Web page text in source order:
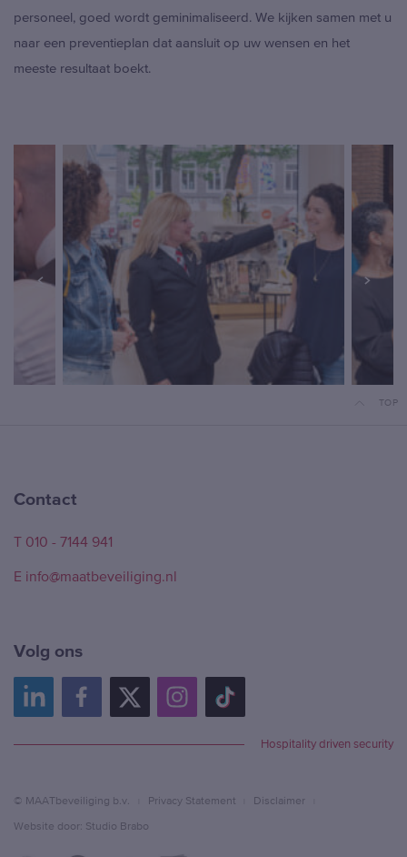
personeel, goed wordt geminimaliseerd. We kijken samen met u
naar een preventieplan dat aansluit op uw wensen en het
meeste resultaat boekt.
TOP
Contact
T 010 - 7144 941
E info@maatbeveiliging.nl
Volg ons
Hospitality driven security
© MAATbeveiliging b.v. Privacy Statement
Disclaimer
Website door: Studio Brabo